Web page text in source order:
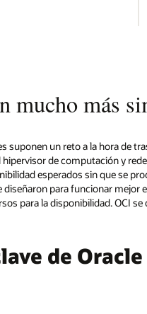
mucho más
suponen un reto a la hora de
de computación y
esperados sin que se
para funcionar
para la disponibilidad. OCI
de